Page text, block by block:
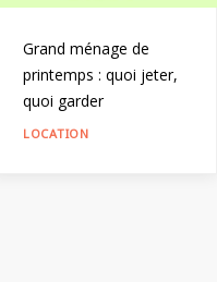
Grand ménage de
printemps : quoi jeter,
quoi garder
LOCATION